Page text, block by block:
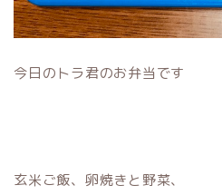
今日のトラ君のお弁当です
玄米ご飯、卵焼きと野菜、